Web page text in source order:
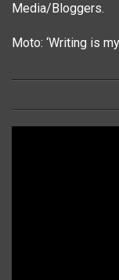
Media/Bloggers.
Moto: ‘Writing is